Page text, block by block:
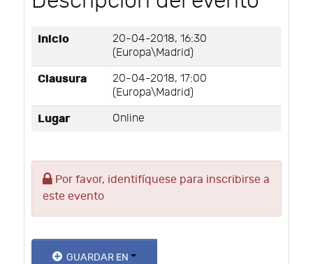
Inicio
20-04-2018, 16:30
(Europa\Madrid)
Clausura
20-04-2018, 17:00
(Europa\Madrid)
Lugar Online
Por favor, identifíquese para inscribirse a
este evento
GUARDAR EN